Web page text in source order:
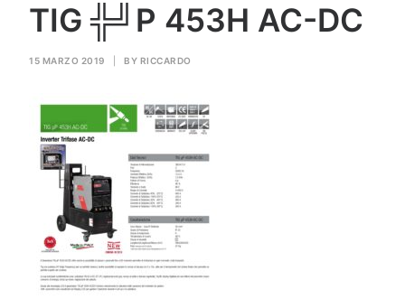
DOWNLOAD
HEROLASER
RICERCA
TIG ╬╝P 453H AC-DC
15 MARZO 2019 BY RICCARDO